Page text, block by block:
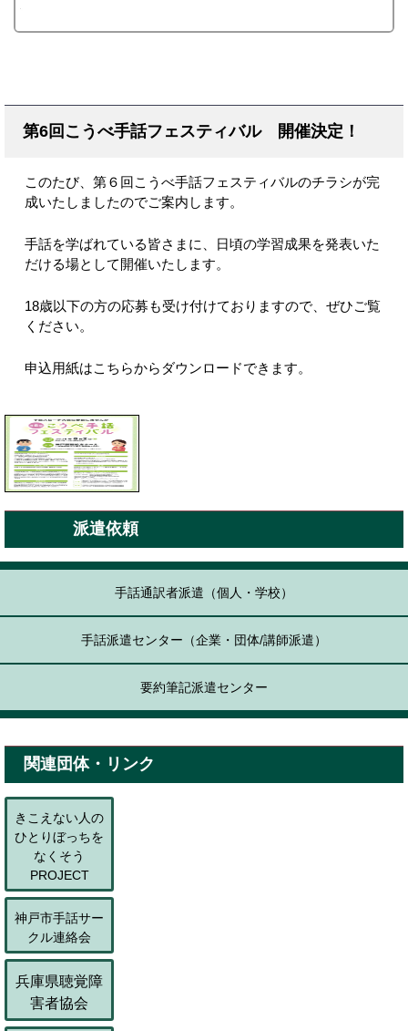
第6回こうべ手話フェスティバル 開催決定！
このたび、第６回こうべ手話フェスティバルのチラシが完
成いたしましたのでご案内します。
手話を学ばれている皆さまに、日頃の学習成果を発表いた
だける場として開催いたします。
18歳以下の方の応募も受け付けておりますので、ぜひご覧
ください。
申込用紙はこちらからダウンロードできます。
派遣依頼
手話通訳者派遣（個人・学校）
手話派遣センター（企業・団体/講師派遣）
要約筆記派遣センター
関連団体・リンク
きこえない人の
ひとりぼっちを
なくそう
PROJECT
神戸市手話サー
クル連絡会
兵庫県聴覚障
害者協会